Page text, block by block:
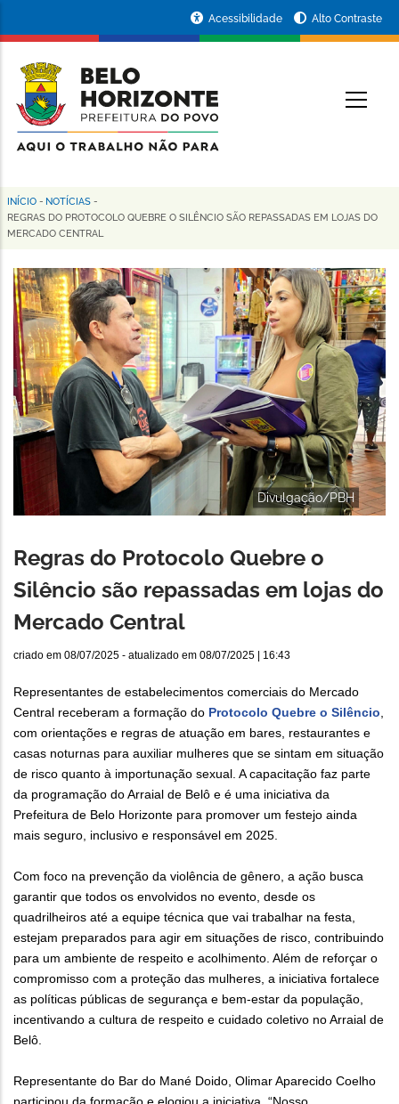
conteúdo
principal
da
Prefeitura
de
Horizonte
Acessibilidade Alto Contraste
Trilha
de
navegação
INÍCIO - NOTÍCIAS -
REGRAS DO PROTOCOLO QUEBRE O SILÊNCIO SÃO REPASSADAS EM LOJAS DO
MERCADO CENTRAL
Divulgação/PBH
Regras do Protocolo Quebre o
Silêncio são repassadas em lojas do
Mercado Central
criado em 08/07/2025 - atualizado em 08/07/2025 | 16:43
Representantes de estabelecimentos comerciais do Mercado
Central receberam a formação do Protocolo Quebre o Silêncio,
com orientações e regras de atuação em bares, restaurantes e
casas noturnas para auxiliar mulheres que se sintam em situação
de risco quanto à importunação sexual. A capacitação faz parte
da programação do Arraial de Belô e é uma iniciativa da
Prefeitura de Belo Horizonte para promover um festejo ainda
mais seguro, inclusivo e responsável em 2025.
Com foco na prevenção da violência de gênero, a ação busca
garantir que todos os envolvidos no evento, desde os
quadrilheiros até a equipe técnica que vai trabalhar na festa,
estejam preparados para agir em situações de risco, contribuindo
para um ambiente de respeito e acolhimento. Além de reforçar o
compromisso com a proteção das mulheres, a iniciativa fortalece
as políticas públicas de segurança e bem-estar da população,
incentivando a cultura de respeito e cuidado coletivo no Arraial de
Belô.
Representante do Bar do Mané Doido, Olimar Aparecido Coelho